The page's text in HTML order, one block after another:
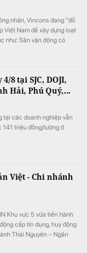
nhân, Vincons đang "đổ
Việt Nam để xây dựng loạt
như: Sân vận động có
8 tại SJC, DOJI,
Hải, Phú Quý,...
tại các doanh nghiệp vẫn
141 triệu đồng/lượng ở
Việt - Chi nhánh
Khu vực 5 vừa tiến hành
cấp tín dụng, huy động
Thái Nguyên – Ngân